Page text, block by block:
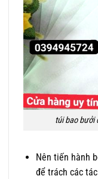
túi bao bưởi
Nên tiến hành
để trách các